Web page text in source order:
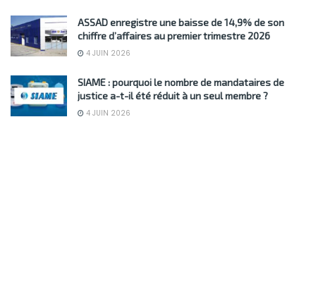
ASSAD enregistre une baisse de 14,9% de son
chiffre d’affaires au premier trimestre 2026
4 JUIN 2026
SIAME : pourquoi le nombre de mandataires de
justice a-t-il été réduit à un seul membre ?
4 JUIN 2026